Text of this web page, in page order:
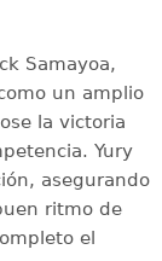
Samayoa,
un amplio
la victoria
Yury
asegurando
ritmo de
el